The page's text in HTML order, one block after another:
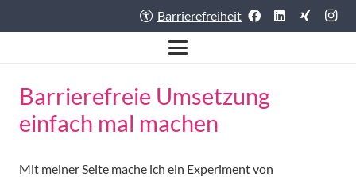
Barrierefreiheit
Barrierefreie Umsetzung
einfach mal machen
Mit meiner Seite mache ich ein Experiment von